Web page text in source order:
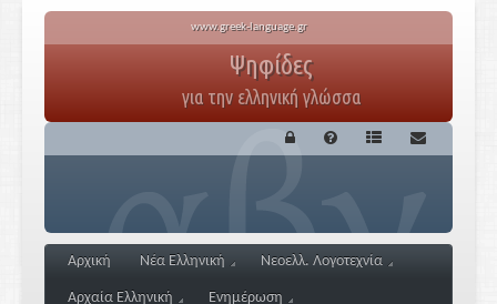
www.greek-language.gr
Ψηφίδες
για την ελληνική γλώσσα
Αρχική Νέα Ελληνική Νεοελλ. Λογοτεχνία
Αρχαία Ελληνική Ενημέρωση